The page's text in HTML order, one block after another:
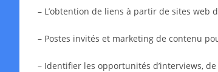
– L’obtention de liens à partir de sites
– Postes invités et marketing de contenu
– Identifier les opportunités d’interviews,